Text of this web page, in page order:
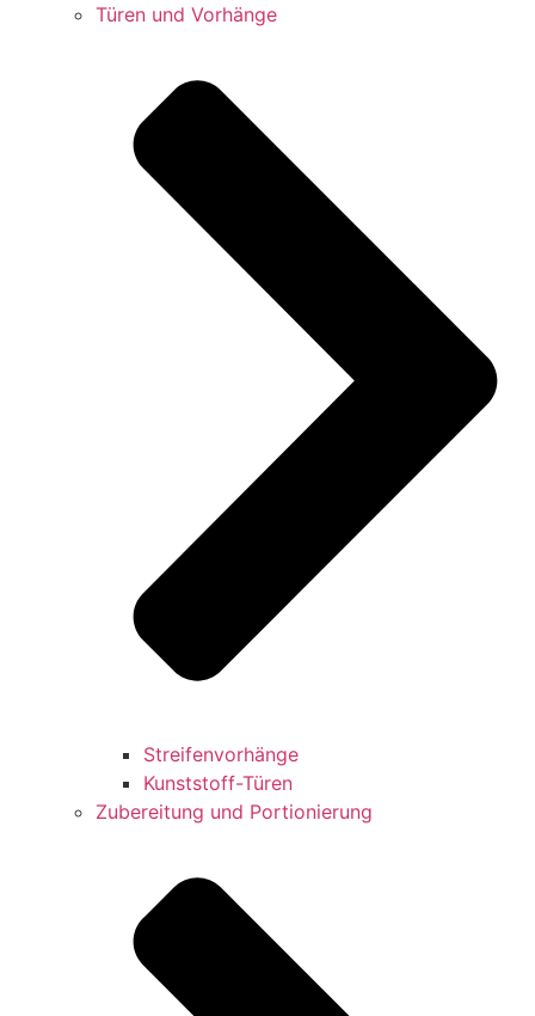
Türen und Vorhänge
Streifenvorhänge
Kunststoff-Türen
Zubereitung und Portionierung